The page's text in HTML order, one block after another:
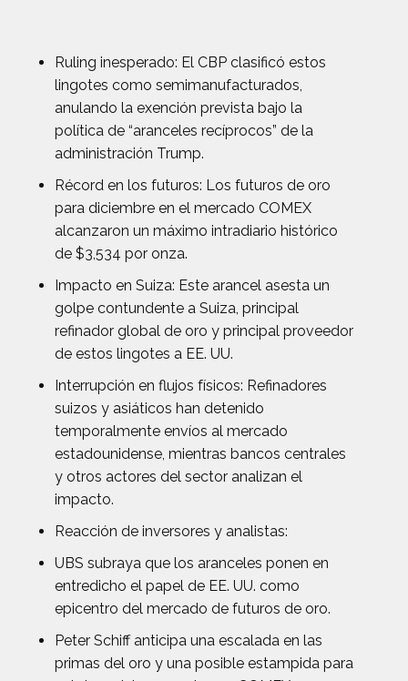
Ruling inesperado: El CBP clasificó estos
lingotes como semimanufacturados,
anulando la exención prevista bajo la
política de “aranceles recíprocos” de la
administración Trump.
Récord en los futuros: Los futuros de oro
para diciembre en el mercado COMEX
alcanzaron un máximo intradiario histórico
de $3,534 por onza.
Impacto en Suiza: Este arancel asesta un
golpe contundente a Suiza, principal
refinador global de oro y principal proveedor
de estos lingotes a EE. UU.
Interrupción en flujos físicos: Refinadores
suizos y asiáticos han detenido
temporalmente envíos al mercado
estadounidense, mientras bancos centrales
y otros actores del sector analizan el
impacto.
Reacción de inversores y analistas:
UBS subraya que los aranceles ponen en
entredicho el papel de EE. UU. como
epicentro del mercado de futuros de oro.
Peter Schiff anticipa una escalada en las
primas del oro y una posible estampida para